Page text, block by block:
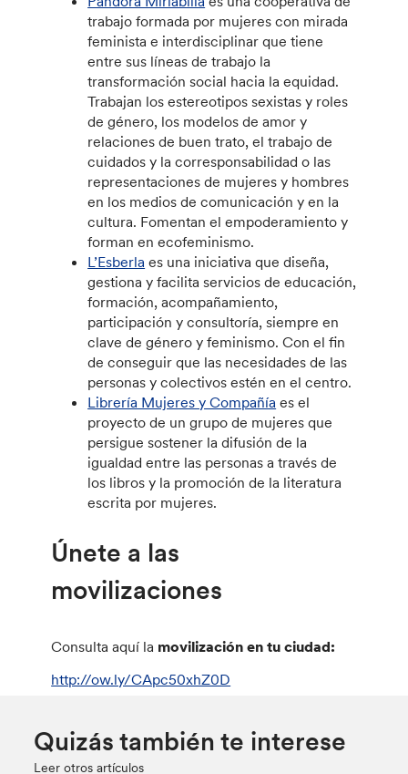
trabajo formada por mujeres con mirada
feminista e interdisciplinar que tiene
entre sus líneas de trabajo la
transformación social hacia la equidad.
Trabajan los estereotipos sexistas y roles
de género, los modelos de amor y
relaciones de buen trato, el trabajo de
cuidados y la corresponsabilidad o las
representaciones de mujeres y hombres
en los medios de comunicación y en la
cultura. Fomentan el empoderamiento y
forman en ecofeminismo.
L’Esberla es una iniciativa que diseña,
gestiona y facilita servicios de educación,
formación, acompañamiento,
participación y consultoría, siempre en
clave de género y feminismo. Con el fin
de conseguir que las necesidades de las
personas y colectivos estén en el centro.
Librería Mujeres y Compañía es el
proyecto de un grupo de mujeres que
persigue sostener la difusión de la
igualdad entre las personas a través de
los libros y la promoción de la literatura
escrita por mujeres.
Únete a las
movilizaciones
Consulta aquí la movilización en tu ciudad:
http://ow.ly/CApc50xhZ0D
Quizás también te interese
Leer otros artículos